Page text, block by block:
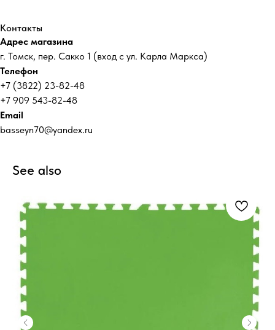
Контакты
Адрес магазина
г. Томск, пер. Сакко 1 (вход с ул. Карла Маркса)
Телефон
+7 (3822) 23-82-48
+7 909 543-82-48
Email
basseyn70@yandex.ru
See also